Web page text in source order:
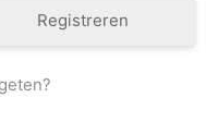
Registreren